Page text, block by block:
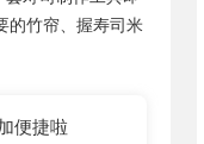
的竹帘、握寿司米
便捷啦